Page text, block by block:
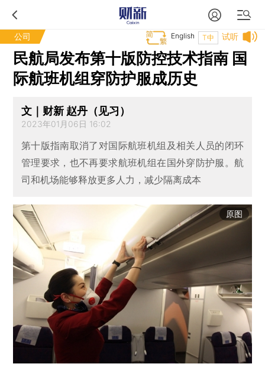
公司 试听
T中
English
民航局发布第十版防控技术指南 国
际航班机组穿防护服成历史
文｜财新 赵丹（见习）
2023年01月06日 16:02
第十版指南取消了对国际航班机组及相关人员的闭环
管理要求，也不再要求航班机组在国外穿防护服。航
司和机场能够释放更多人力，减少隔离成本
原图